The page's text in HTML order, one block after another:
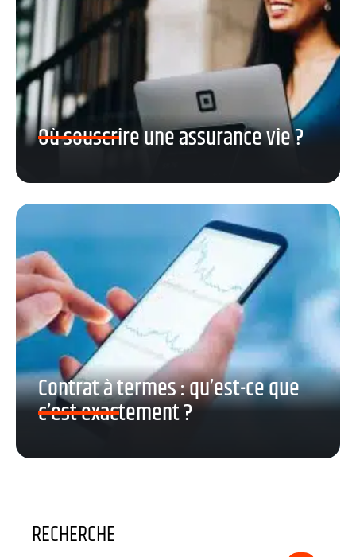
Où souscrire une assurance vie ?
Contrat à termes : qu’est-ce que
c’est exactement ?
RECHERCHE